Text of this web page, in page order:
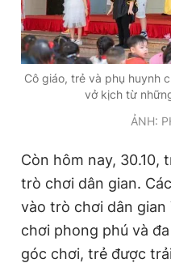
Cô giáo, trẻ và phụ huynh
vở kịch từ
ẢNH:
Còn hôm nay,
trò chơi dân gian.
vào trò chơi dân gian
chơi phong phú và
góc chơi, trẻ được